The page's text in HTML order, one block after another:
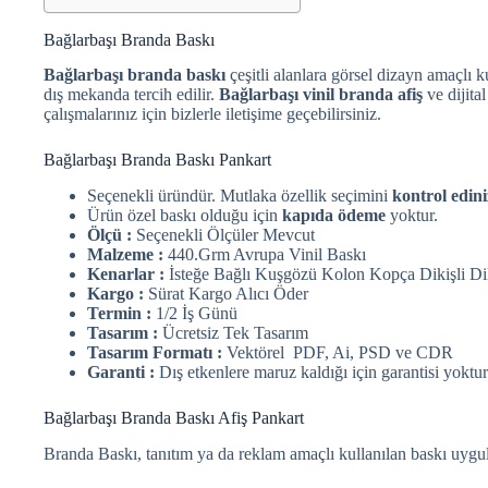
Bağlarbaşı Branda Baskı
Bağlarbaşı branda baskı çeşitli alanlara görsel dizayn amaçlı
dış mekanda tercih edilir. Bağlarbaşı vinil branda afiş ve dijital
çalışmalarınız için bizlerle iletişime geçebilirsiniz.
Bağlarbaşı Branda Baskı Pankart
Seçenekli üründür. Mutlaka özellik seçimini kontrol
Ürün özel baskı olduğu için kapıda ödeme yoktur.
Ölçü : Seçenekli Ölçüler Mevcut
Malzeme : 440.Grm Avrupa Vinil Baskı
Kenarlar : İsteğe Bağlı Kuşgözü Kolon Kopça Dikişli
Kargo : Sürat Kargo Alıcı Öder
Termin : 1/2 İş Günü
Tasarım : Ücretsiz Tek Tasarım
Tasarım Formatı : Vektörel PDF, Ai, PSD ve CDR
Garanti : Dış etkenlere maruz kaldığı için garantisi
Bağlarbaşı Branda Baskı Afiş Pankart
Branda Baskı, tanıtım ya da reklam amaçlı kullanılan baskı